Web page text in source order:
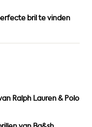
bril te vinden
Ralph Lauren & Polo